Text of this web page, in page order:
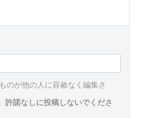
のが他の人に容赦なく編集さ
許諾なしに投稿しないでくださ